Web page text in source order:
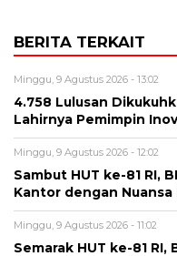
BERITA TERKAIT
Minggu, 9 Agustus 2026 - 13:02
4.758 Lulusan
Lahirnya Pemimpin
Minggu, 9 Agustus 2026 - 12:02
Sambut HUT ke-81 RI,
Kantor dengan Nuansa
Minggu, 9 Agustus 2026 - 11:02
Semarak HUT ke-81